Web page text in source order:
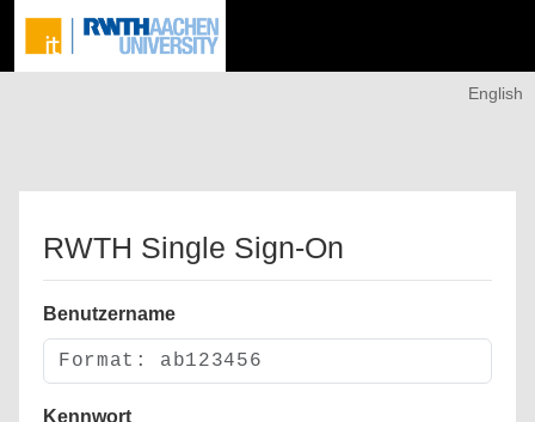
English
RWTH Single Sign-On
Benutzername
Kennwort